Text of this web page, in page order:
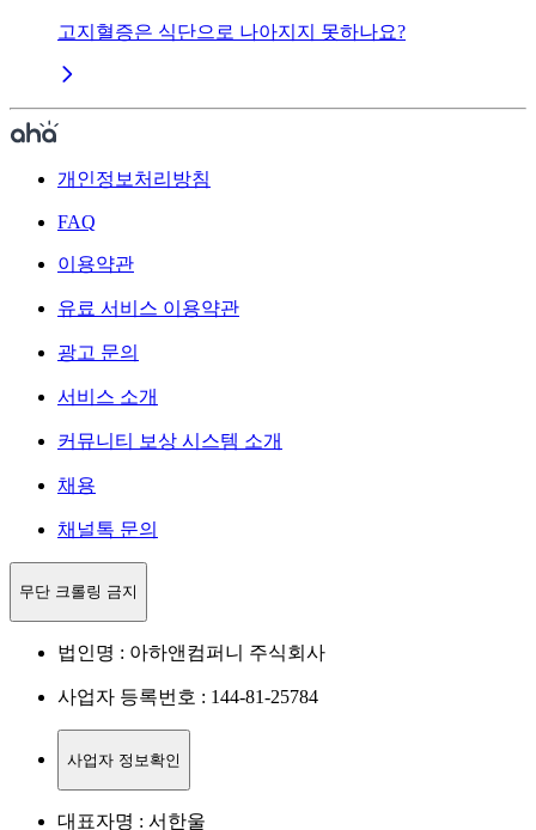
고지혈증은 식단으로 나아지지 못하나요?
개인정보처리방침
FAQ
이용약관
유료 서비스 이용약관
광고 문의
서비스 소개
커뮤니티 보상 시스템 소개
채용
채널톡 문의
무단 크롤링 금지
법인명 : 아하앤컴퍼니 주식회사
사업자 등록번호 : 144-81-25784
사업자 정보확인
대표자명 : 서한울